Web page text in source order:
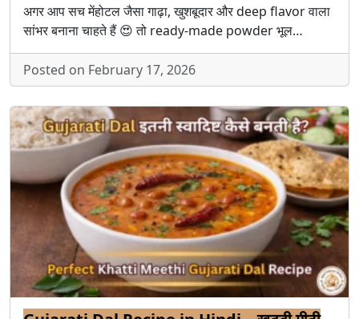
अगर आप सच मेंहोटल जैसा गाढ़ा, खुशबूदार और deep flavor वाला
सांभर बनाना चाहते हैं 😍 तो ready-made powder भूल…
Posted on February 17, 2026